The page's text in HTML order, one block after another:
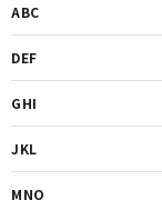
ABC
DEF
GHI
JKL
MNO